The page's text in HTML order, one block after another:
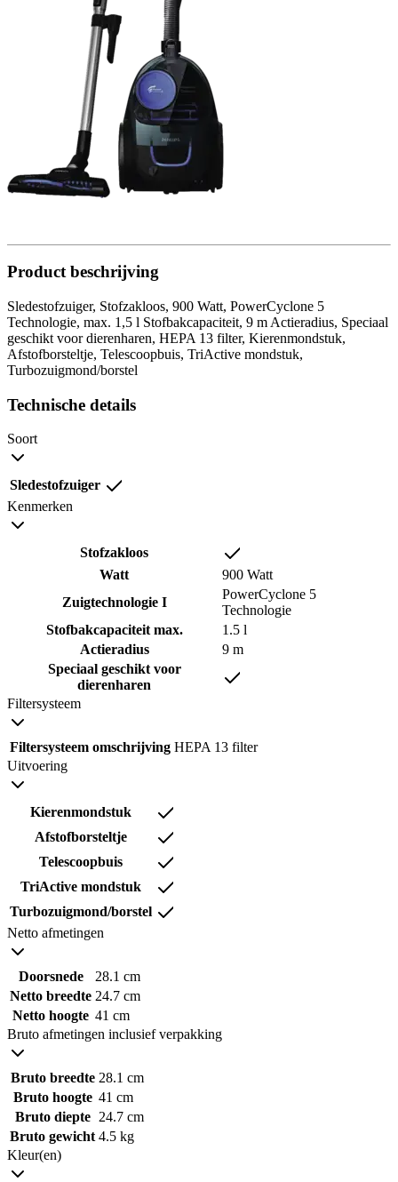
Product beschrijving
Sledestofzuiger, Stofzakloos, 900 Watt, PowerCyclone 5
Technologie, max. 1,5 l Stofbakcapaciteit, 9 m Actieradius, Speciaal
geschikt voor dierenharen, HEPA 13 filter, Kierenmondstuk,
Afstofborsteltje, Telescoopbuis, TriActive mondstuk,
Turbozuigmond/borstel
Technische details
Soort
Sledestofzuiger
Kenmerken
Stofzakloos
Watt
900 Watt
Zuigtechnologie I
PowerCyclone 5
Technologie
Stofbakcapaciteit max.
1.5 l
Actieradius
9 m
Speciaal geschikt voor
dierenharen
Filtersysteem
Filtersysteem omschrijving HEPA 13 filter
Uitvoering
Kierenmondstuk
Afstofborsteltje
Telescoopbuis
TriActive mondstuk
Turbozuigmond/borstel
Netto afmetingen
Doorsnede
28.1 cm
Netto breedte 24.7 cm
Netto hoogte 41 cm
Bruto afmetingen inclusief verpakking
Bruto breedte 28.1 cm
Bruto hoogte 41 cm
Bruto diepte
24.7 cm
Bruto gewicht 4.5 kg
Kleur(en)